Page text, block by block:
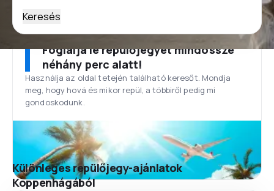
Keresés
Foglalja le repülőjegyét mindössze
néhány perc alatt!
Használja az oldal tetején található keresőt. Mondja
meg, hogy hová és mikor repül, a többiről pedig mi
gondoskodunk.
Különleges repülőjegy-ajánlatok
Koppenhágából